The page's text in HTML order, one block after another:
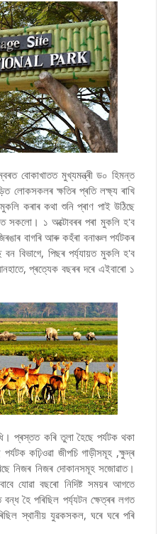
বোকাখাতত মুখ্যমন্ত্ৰী ড০ হিমন্ত
লোকসকলৰ ক্ষতিৰ প্ৰতি লক্ষ্য ৰাখি
মুকলি কৰাৰ কথা শুনি প্ৰাণ পাই উঠিছে
সকলো। ১ অক্টোবৰৰ পৰা মুকলি হ'ব
বাগৰি আৰু কহঁৰা বনাঞ্চল পৰ্যটকৰ
বিভাগে, পিছৰ পৰ্য্যায়ত মুকলি হ'ব
প্ৰত্যেক বছৰৰ দৰে এইবাৰো ১
প্ৰস্তত কৰি তুলা হৈছে পৰ্যটক থকা
কঢ়িওৱা জীপচি গাড়ীসমূহ ,ক্ষুদ্ৰ
নিজৰ নিজৰ দোকানসমূহ সজোৱাত।
যোৱা বছৰো নিদিষ্ট সময়ৰ আগতে
হৈ পৰিছিল পৰ্য্যটন ক্ষেত্ৰৰ লগত
স্থানীয় যুৱকসকল, ঘৰে ঘৰে পৰি